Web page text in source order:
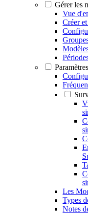
Gérer les
Vue
Créer
Les
Types
Notes